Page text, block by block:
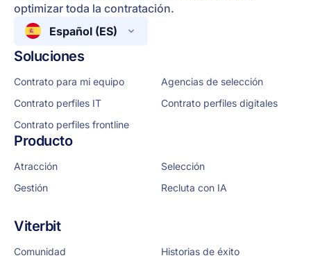
optimizar toda la contratación.
Español (ES)
Soluciones
Contrato para mi equipo
Agencias de selección
Contrato perfiles IT
Contrato perfiles digitales
Contrato perfiles frontline
Producto
Atracción
Selección
Gestión
Recluta con IA
Viterbit
Comunidad
Historias de éxito